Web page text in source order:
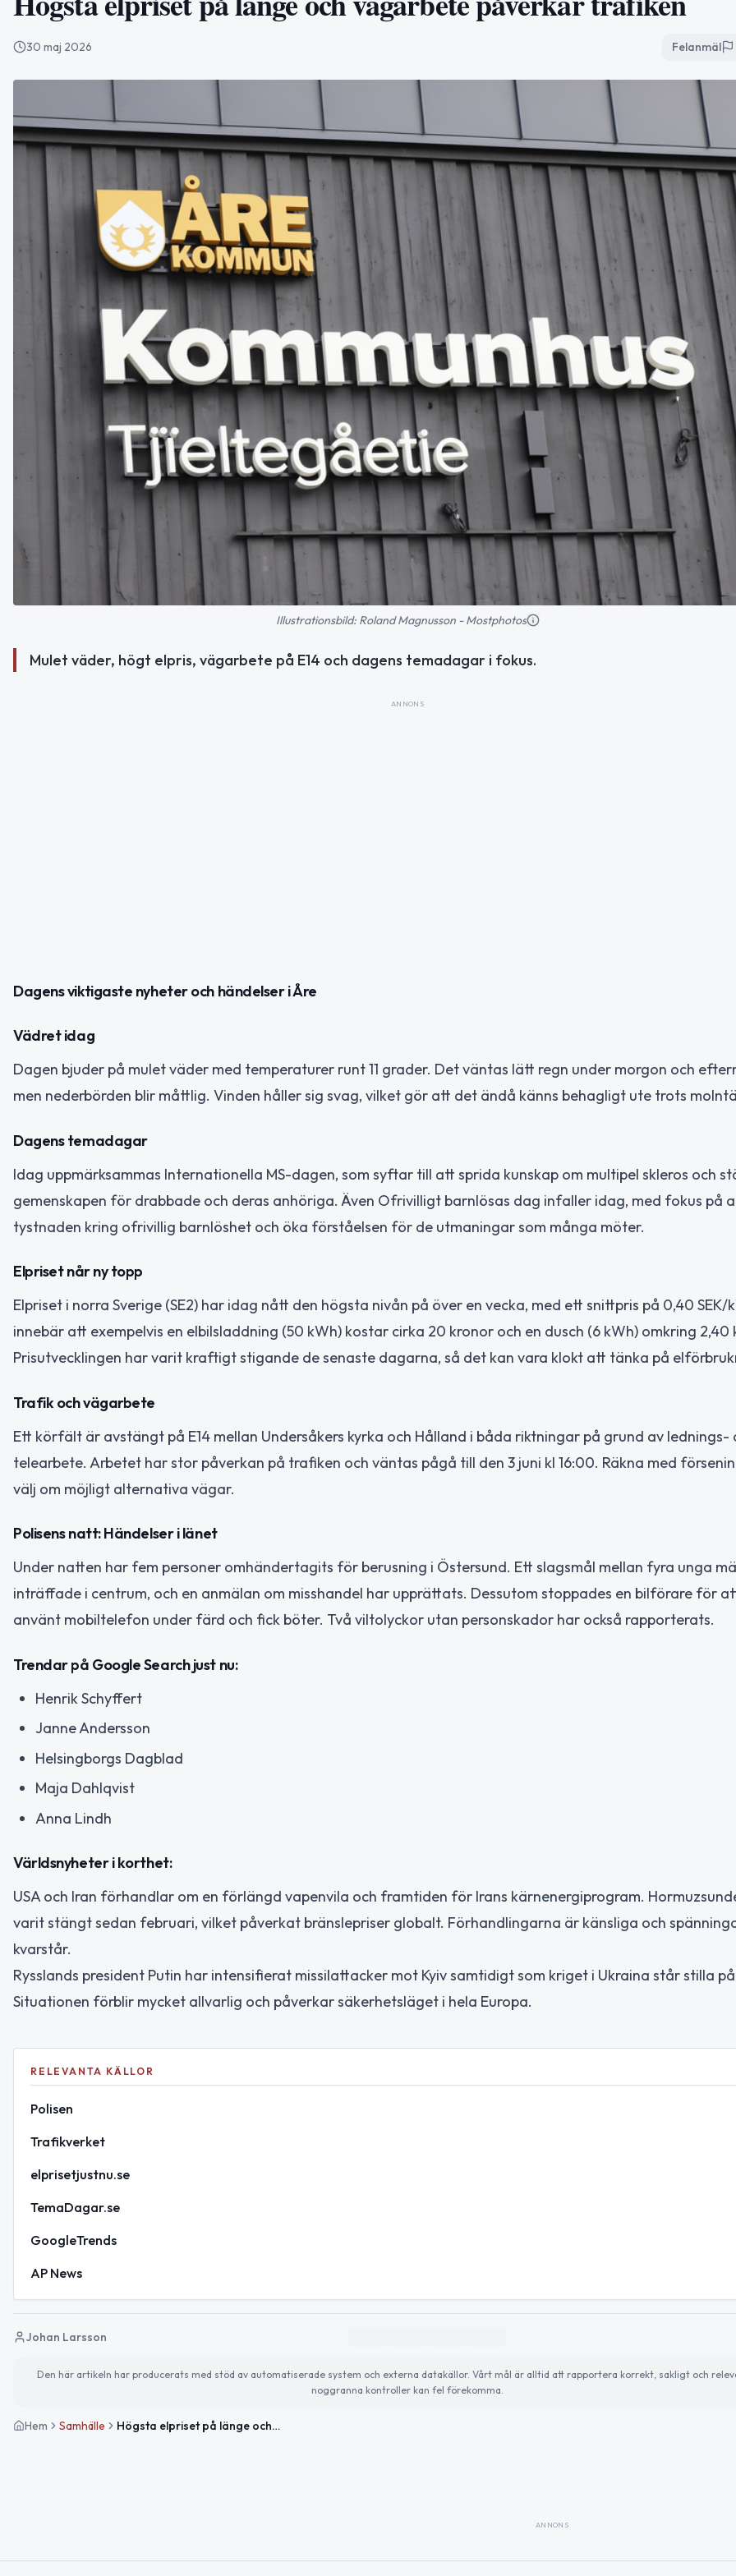
30 maj 2026 Felanmäl
Illustrationsbild: Roland Magnusson - Mostphotos
Mulet väder, högt elpris, vägarbete på E14 och dagens temadagar i fokus.
ANNONS
Dagens viktigaste nyheter och händelser i Åre
Vädret idag
Dagen bjuder på mulet väder med temperaturer runt 11 grader. Det väntas lätt regn under morgon och
men nederbörden blir måttlig. Vinden håller sig svag, vilket gör att det ändå känns behagligt ute trots
Dagens temadagar
Idag uppmärksammas Internationella MS-dagen, som syftar till att sprida kunskap om multipel skleros och
gemenskapen för drabbade och deras anhöriga. Även Ofrivilligt barnlösas dag infaller idag, med fokus på
tystnaden kring ofrivillig barnlöshet och öka förståelsen för de utmaningar som många möter.
Elpriset når ny topp
Elpriset i norra Sverige (SE2) har idag nått den högsta nivån på över en vecka, med ett snittpris på 0,40 SEK/
innebär att exempelvis en elbilsladdning (50 kWh) kostar cirka 20 kronor och en dusch (6 kWh) omkring 2,40
Prisutvecklingen har varit kraftigt stigande de senaste dagarna, så det kan vara klokt att tänka på
Trafik och vägarbete
Ett körfält är avstängt på E14 mellan Undersåkers kyrka och Hålland i båda riktningar på grund av lednings-
telearbete. Arbetet har stor påverkan på trafiken och väntas pågå till den 3 juni kl 16:00. Räkna med
välj om möjligt alternativa vägar.
Polisens natt: Händelser i länet
Under natten har fem personer omhändertagits för berusning i Östersund. Ett slagsmål mellan fyra unga
inträffade i centrum, och en anmälan om misshandel har upprättats. Dessutom stoppades en bilförare för
använt mobiltelefon under färd och fick böter. Två viltolyckor utan personskador har också rapporterats.
Trendar på Google Search just nu:
Henrik Schyffert
Janne Andersson
Helsingborgs Dagblad
Maja Dahlqvist
Anna Lindh
Världsnyheter i korthet:
USA och Iran förhandlar om en förlängd vapenvila och framtiden för Irans kärnenergiprogram.
varit stängt sedan februari, vilket påverkat bränslepriser globalt. Förhandlingarna är känsliga och
kvarstår.
Rysslands president Putin har intensifierat missilattacker mot Kyiv samtidigt som kriget i Ukraina står stilla
Situationen förblir mycket allvarlig och påverkar säkerhetsläget i hela Europa.
RELEVANTA KÄLLOR
Polisen
Trafikverket
elprisetjustnu.se
TemaDagar.se
GoogleTrends
AP News
Johan Larsson
Den här artikeln har producerats med stöd av automatiserade system och externa datakällor. Vårt mål är alltid att rapportera korrekt, sakligt och
noggranna kontroller kan fel förekomma.
Hem Samhälle Högsta elpriset på länge och vägarbete påverkar trafiken
ANNONS